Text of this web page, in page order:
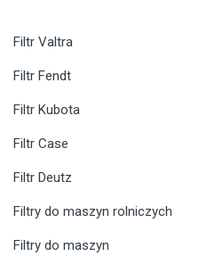
Filtr Valtra
Filtr Fendt
Filtr Kubota
Filtr Case
Filtr Deutz
Filtry do maszyn rolniczych
Filtry do maszyn